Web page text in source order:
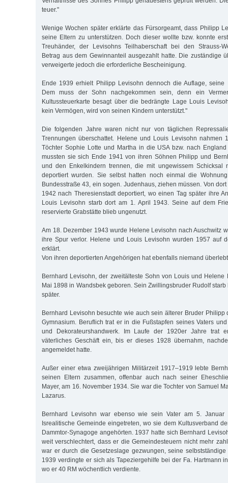
teuer."
Wenige Wochen später erklärte das Fürsorgeamt, dass Philipp
seine Eltern zu unterstützen. Doch dieser wollte bzw. konnte
Treuhänder, der Levisohns Teilhaberschaft bei den Strauss-
Betrag aus dem Gewinnanteil ausgezahlt hatte. Die zuständige
verweigerte jedoch die erforderliche Bescheinigung.
Ende 1939 erhielt Philipp Levisohn dennoch die Auflage, seine
Dem muss der Sohn nachgekommen sein, denn ein
Kultussteuerkarte besagt über die bedrängte Lage Louis
kein Vermögen, wird von seinen Kindern unterstützt."
Die folgenden Jahre waren nicht nur von täglichen
Trennungen überschattet. Helene und Louis Levisohn nahmen
Töchter Sophie Lotte und Martha in die USA bzw. nach
mussten sie sich Ende 1941 von ihren Söhnen Philipp und
und den Enkelkindern trennen, die mit ungewissem Schicksal
deportiert wurden. Sie selbst hatten noch einmal die
Bundesstraße 43, ein sogen. Judenhaus, ziehen müssen. Von
1942 nach Theresienstadt deportiert, wo einen Tag später ihre
Louis Levisohn starb dort am 1. April 1943. Seine auf dem
reservierte Grabstätte blieb ungenutzt.
Am 18. Dezember 1943 wurde Helene Levisohn nach Auschwitz
ihre Spur verlor. Helene und Louis Levisohn wurden 1957 auf
erklärt.
Von ihren deportierten Angehörigen hat ebenfalls niemand
Bernhard Levisohn, der zweitälteste Sohn von Louis und Helene
Mai 1898 in Wandsbek geboren. Sein Zwillingsbruder Rudolf
später.
Bernhard Levisohn besuchte wie auch sein älterer Bruder Philipp
Gymnasium. Beruflich trat er in die Fußstapfen seines Vaters
und Dekorateurshandwerk. Im Laufe der 1920er Jahre trat
väterliches Geschäft ein, bis er dieses 1928 übernahm,
angemeldet hatte.
Außer einer etwa zweijährigen Militärzeit 1917–1919 lebte
seinen Eltern zusammen, offenbar auch nach seiner
Mayer, am 16. November 1934. Sie war die Tochter von Samuel
Lazarus.
Bernhard Levisohn war ebenso wie sein Vater am 5.
Isrealitische Gemeinde eingetreten, wo sie dem Kultusverband
Dammtor-Synagoge angehörten. 1937 hatte sich Bernhard
weit verschlechtert, dass er die Gemeindesteuern nicht mehr
war er durch die Gesetzeslage gezwungen, seine selbstständige
1939 verdingte er sich als Tapeziergehilfe bei der Fa. Hartmann
wo er 40 RM wöchentlich verdiente.